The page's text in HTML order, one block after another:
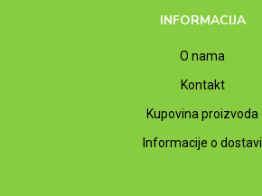
INFORMACIJA
O nama
Kontakt
Kupovina proizvoda
Informacije o dostavi